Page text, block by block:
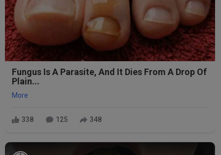
Fungus Is A Parasite, And It Dies From A Drop Of
Plain...
More
338 125 348